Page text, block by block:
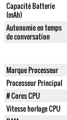
Capacité Batterie
(mAh)
Autonomie en temps
de conversation
Marque Processeur
Processeur Principal
# Cores CPU
Vitesse horloge CPU